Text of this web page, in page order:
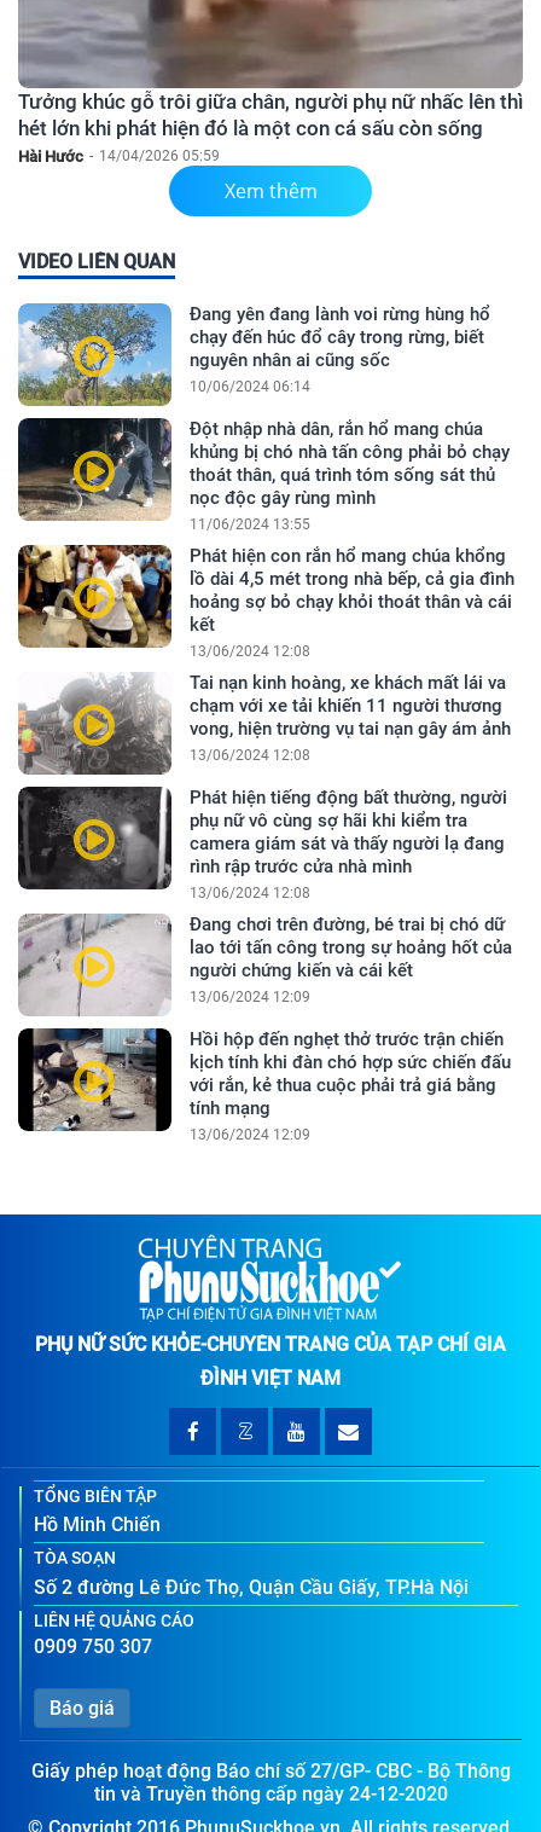
Tưởng khúc gỗ trôi giữa chân, người phụ nữ nhấc lên thì
hét lớn khi phát hiện đó là một con cá sấu còn sống
Hài Hước - 14/04/2026 05:59
Xem thêm
VIDEO LIÊN QUAN
Đang yên đang lành voi rừng hùng hổ
chạy đến húc đổ cây trong rừng, biết
nguyên nhân ai cũng sốc
10/06/2024 06:14
Đột nhập nhà dân, rắn hổ mang chúa
khủng bị chó nhà tấn công phải bỏ chạy
thoát thân, quá trình tóm sống sát thủ
nọc độc gây rùng mình
11/06/2024 13:55
Phát hiện con rắn hổ mang chúa khổng
lồ dài 4,5 mét trong nhà bếp, cả gia đình
hoảng sợ bỏ chạy khỏi thoát thân và cái
kết
13/06/2024 12:08
Tai nạn kinh hoàng, xe khách mất lái va
chạm với xe tải khiến 11 người thương
vong, hiện trường vụ tai nạn gây ám ảnh
13/06/2024 12:08
Phát hiện tiếng động bất thường, người
phụ nữ vô cùng sợ hãi khi kiểm tra
camera giám sát và thấy người lạ đang
rình rập trước cửa nhà mình
13/06/2024 12:08
Đang chơi trên đường, bé trai bị chó dữ
lao tới tấn công trong sự hoảng hốt của
người chứng kiến và cái kết
13/06/2024 12:09
Hồi hộp đến nghẹt thở trước trận chiến
kịch tính khi đàn chó hợp sức chiến đấu
với rắn, kẻ thua cuộc phải trả giá bằng
tính mạng
13/06/2024 12:09
PHỤ NỮ SỨC KHỎE-CHUYÊN TRANG CỦA TẠP CHÍ GIA
ĐÌNH VIỆT NAM
TỔNG BIÊN TẬP
Hồ Minh Chiến
TÒA SOẠN
Số 2 đường Lê Đức Thọ, Quận Cầu Giấy, TP.Hà Nội
LIÊN HỆ QUẢNG CÁO
0909 750 307
Báo giá
Giấy phép hoạt động Báo chí số 27/GP- CBC - Bộ Thông
tin và Truyền thông cấp ngày 24-12-2020